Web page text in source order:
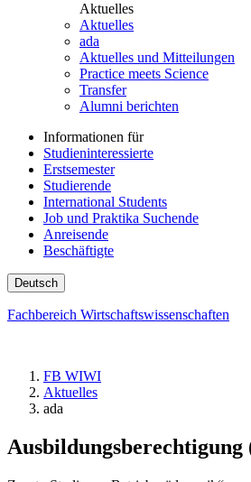
Aktuelles
Aktuelles
ada
Aktuelles und Mitteilungen
Practice meets Science
Transfer
Alumni berichten
Informationen für
Studieninteressierte
Erstsemester
Studierende
International Students
Job und Praktika Suchende
Anreisende
Beschäftigte
Deutsch
Fachbereich Wirtschaftswissenschaften
FB WIWI
Aktuelles
ada
Ausbildungsberechtigung